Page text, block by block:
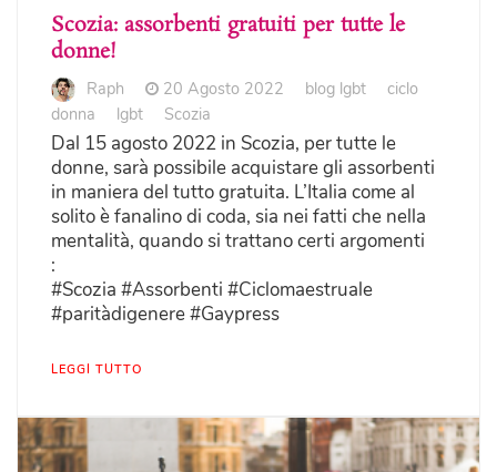
Scozia: assorbenti gratuiti per tutte le
donne!
Raph 20 Agosto 2022 blog lgbt
ciclo
donna
lgbt Scozia
Dal 15 agosto 2022 in Scozia, per tutte le
donne, sarà possibile acquistare gli assorbenti
in maniera del tutto gratuita. L’Italia come al
solito è fanalino di coda, sia nei fatti che nella
mentalità, quando si trattano certi argomenti
:
#Scozia #Assorbenti #Ciclomaestruale
#paritàdigenere #Gaypress
LEGGI TUTTO